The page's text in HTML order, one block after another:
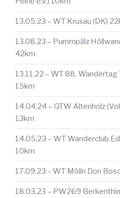
13.05.23 – WT Krusau (DK)
13.08.23 – Pummpälz
42km
13.11.22 – WT 88.
15km
14.04.24 – GTW Altenholz
13km
14.05.23 – WT Wanderclub
10km
17.09.23 – WT Mölln Don
18.03.23 – PW269